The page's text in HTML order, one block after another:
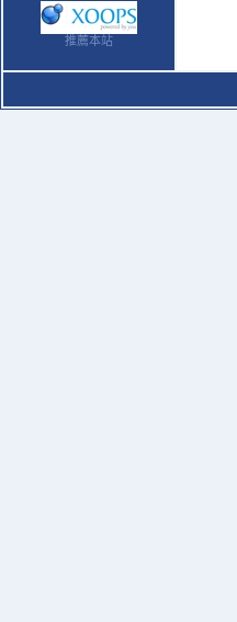
推薦本站